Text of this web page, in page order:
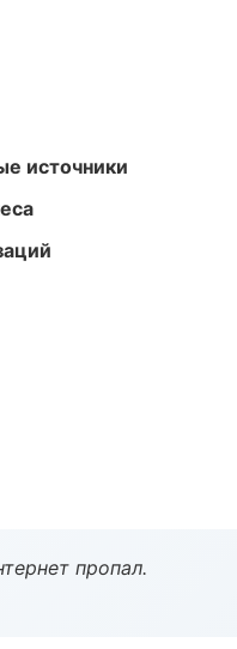
источники
пропал.